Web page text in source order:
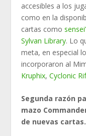
accesibles a los
como en la
cartas como
Sylvan Library. Lo
meta, en especial
incorporaron al
Kruphix,Cyclonic
Segunda razón
mazo
de nuevas cartas.